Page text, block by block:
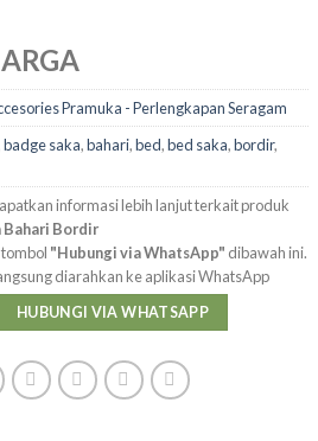
Pramuka - Perlengkapan Seragam
badge saka,bahari,bed,bed saka,bordir,
informasi lebih lanjut terkait produk
Bahari Bordir
"Hubungi via WhatsApp" dibawah ini.
diarahkan ke aplikasi WhatsApp
HUBUNGI VIA WHATSAPP